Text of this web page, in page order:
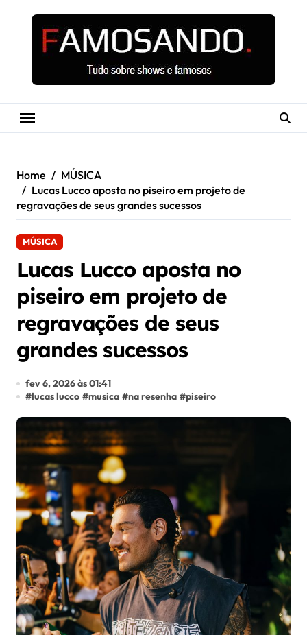
Home
MÚSICA
Lucas Lucco aposta no piseiro em projeto de
regravações de seus grandes sucessos
MÚSICA
Lucas Lucco aposta no
piseiro em projeto de
regravações de seus
grandes sucessos
fev 6, 2026 às 01:41
#lucas lucco #musica #na resenha #piseiro